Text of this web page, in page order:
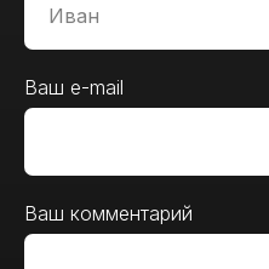
Ваш e-mail
Ваш комментарий